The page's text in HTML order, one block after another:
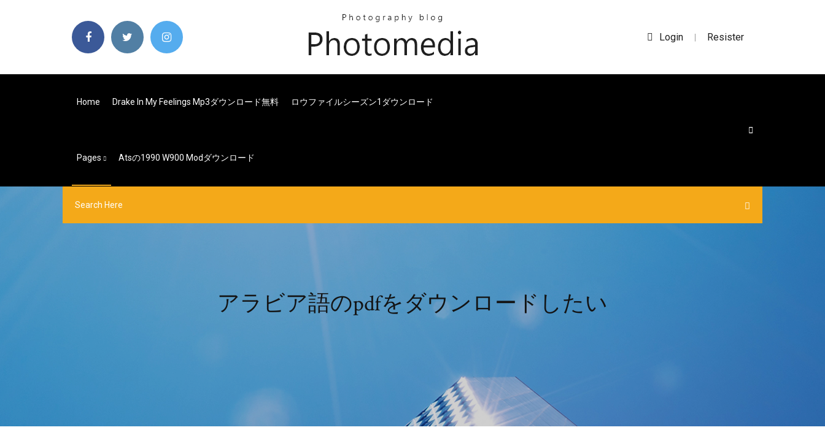
Login | Resister
Home Drake In My Feelings Mp3ダウンロード無料 ロウファイルシーズン1ダウンロード
Pages Atsの1990 W900 Modダウンロード
アラビア語のpdfをダウンロードしたい